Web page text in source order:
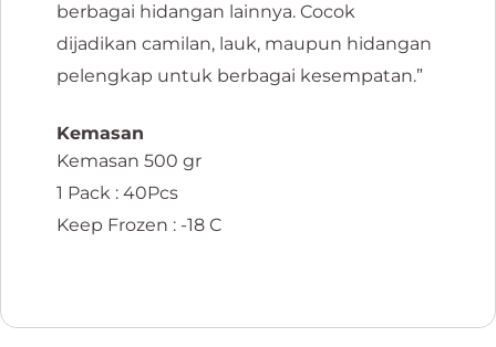
berbagai hidangan lainnya. Cocok
dijadikan camilan, lauk, maupun hidangan
pelengkap untuk berbagai kesempatan.”
Kemasan
Kemasan 500 gr
1 Pack : 40Pcs
Keep Frozen : -18 C